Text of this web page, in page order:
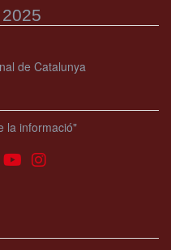
de Catalunya
la informació"